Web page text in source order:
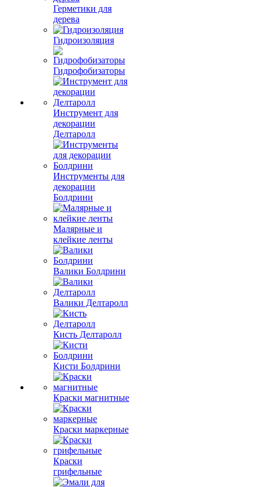
Герметики для
дерева
Гидроизоляция
Гидрофобизаторы
Инструмент для
декорации
Делтаролл
Инструменты для
декорации
Болдрини
Малярные и
клейкие ленты
Валики Болдрини
Валики Делтаролл
Кисть Делтаролл
Кисти Болдрини
Краски магнитные
Краски маркерные
Краски
грифельные